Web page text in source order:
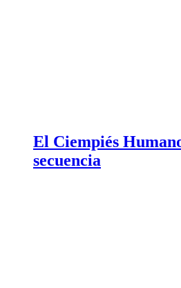
El Ciempiés
secuencia